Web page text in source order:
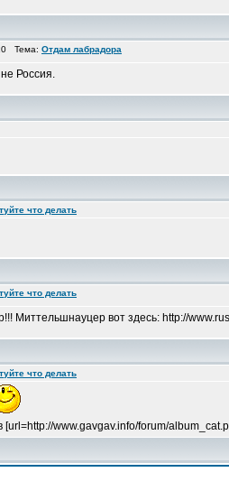
Тема: Отдам лабрадора
Россия.
что делать
что делать
вот здесь: http://
что делать
www.gavgav.info/forum/